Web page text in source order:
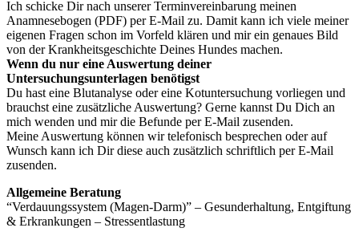
Ich schicke Dir nach unserer Terminvereinbarung meinen
Anamnesebogen (PDF) per E-Mail zu. Damit kann ich viele meiner
eigenen Fragen schon im Vorfeld klären und mir ein genaues Bild
von der Krankheitsgeschichte Deines Hundes machen.
Wenn du nur eine Auswertung deiner
Untersuchungsunterlagen benötigst
Du hast eine Blutanalyse oder eine Kotuntersuchung vorliegen und
brauchst eine zusätzliche Auswertung? Gerne kannst Du Dich an
mich wenden und mir die Befunde per E-Mail zusenden.
Meine Auswertung können wir telefonisch besprechen oder auf
Wunsch kann ich Dir diese auch zusätzlich schriftlich per E-Mail
zusenden.
Allgemeine Beratung
“Verdauungssystem (Magen-Darm)” – Gesunderhaltung, Entgiftung
& Erkrankungen – Stressentlastung